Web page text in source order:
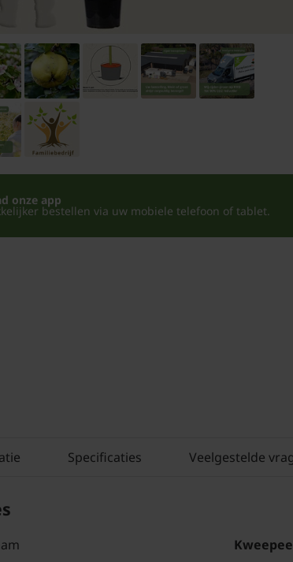
onze app
bestellen via uw mobiele telefoon of tablet.
Specificaties Veelgestelde